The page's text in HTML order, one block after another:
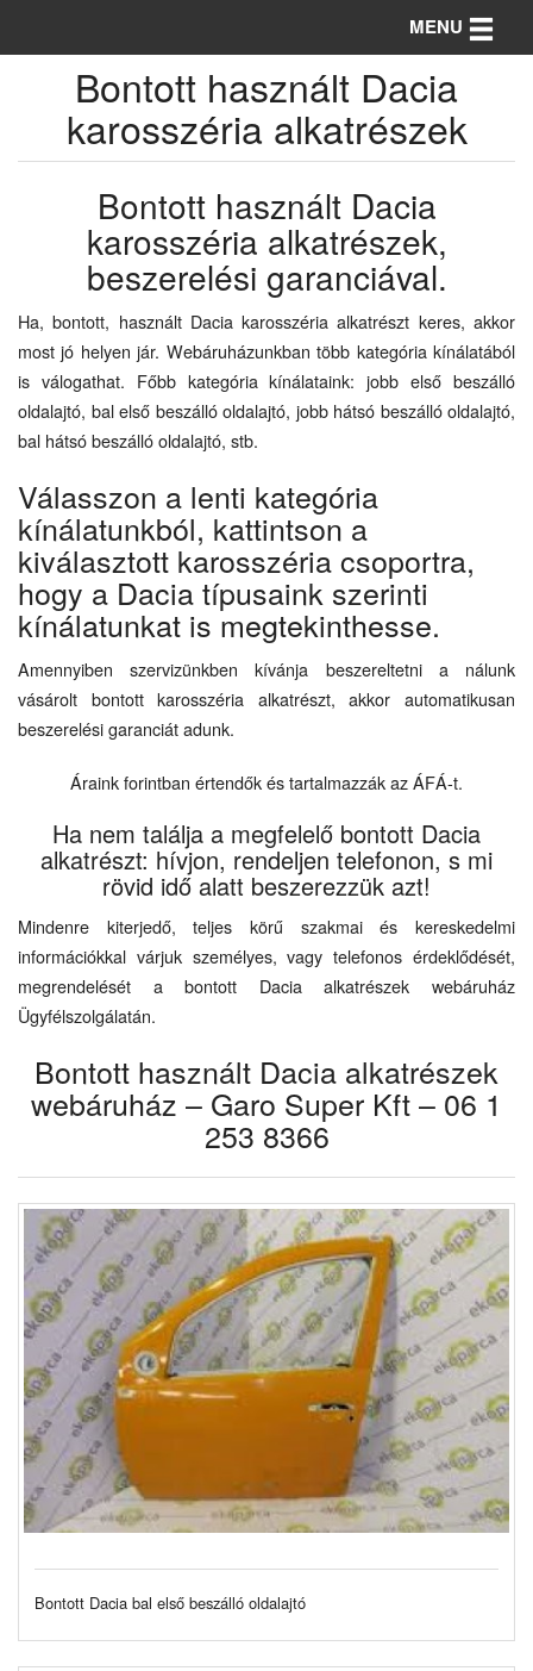
MENU Toggle
Bontott használt Dacia
karosszéria alkatrészek
Bontott használt Dacia
karosszéria alkatrészek,
beszerelési garanciával.
Ha, bontott, használt Dacia karosszéria alkatrészt keres, akkor
most jó helyen jár. Webáruházunkban több kategória kínálatából
is válogathat. Főbb kategória kínálataink: jobb első beszálló
oldalajtó, bal első beszálló oldalajtó, jobb hátsó beszálló oldalajtó,
bal hátsó beszálló oldalajtó, stb.
Válasszon a lenti kategória
kínálatunkból, kattintson a
kiválasztott karosszéria csoportra,
hogy a Dacia típusaink szerinti
kínálatunkat is megtekinthesse.
Amennyiben szervizünkben kívánja beszereltetni a nálunk
vásárolt bontott karosszéria alkatrészt, akkor automatikusan
beszerelési garanciát adunk.
Áraink forintban értendők és tartalmazzák az ÁFÁ-t.
Ha nem találja a megfelelő bontott Dacia
alkatrészt: hívjon, rendeljen telefonon, s mi
rövid idő alatt beszerezzük azt!
Mindenre kiterjedő, teljes körű szakmai és kereskedelmi
információkkal várjuk személyes, vagy telefonos érdeklődését,
megrendelését a bontott Dacia alkatrészek webáruház
Ügyfélszolgálatán.
Bontott használt Dacia alkatrészek
webáruház – Garo Super Kft – 06 1
253 8366
Bontott Dacia bal első beszálló oldalajtó